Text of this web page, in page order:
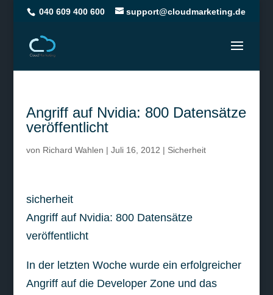
040 609 400 600 support@cloudmarketing.de
Angriff auf Nvidia: 800 Datensätze
veröffentlicht
von Richard Wahlen | Juli 16, 2012 | Sicherheit
sicherheit
Angriff auf Nvidia: 800 Datensätze
veröffentlicht
In der letzten Woche wurde ein erfolgreicher
Angriff auf die Developer Zone und das